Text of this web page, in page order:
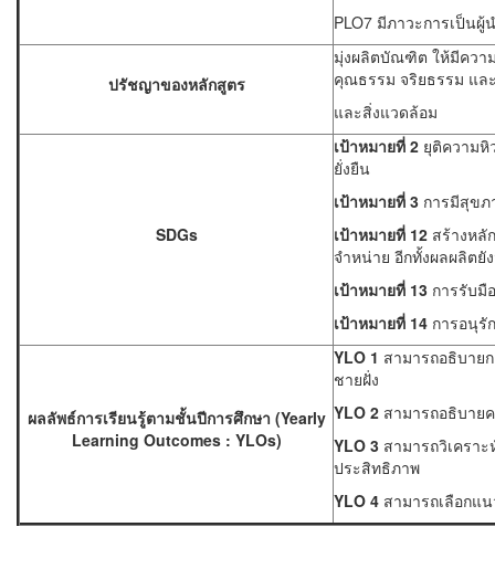
PLO7 มีภาวะการเป็น
ปรัชญาของหลักสูตร
มุ่งผลิตบัณฑิต ให้มีควา
คุณธรรม จริยธรรม แล
และสิ่งแวดล้อม
SDGs
เป้าหมายที่ 2 ยุติความหิ
ยั่งยืน
เป้าหมายที่ 3 การมีสุขภ
เป้าหมายที่ 12 สร้างหลั
จำหน่าย อีกทั้งผลผลิต
เป้าหมายที่ 13 การรับมื
เป้าหมายที่ 14 การอนุรั
ผลลัพธ์การเรียนรู้ตามชั้นปีการศึกษา (Yearly
Learning Outcomes : YLOs)
YLO 1 สามารถอธิบาย
ชายฝั่ง
YLO 2 สามารถอธิบาย
YLO 3 สามารถวิเครา
ประสิทธิภาพ
YLO 4 สามารถเลือกแ